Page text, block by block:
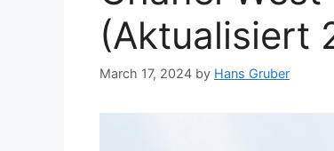
(Aktualisiert
March 17, 2024 by Hans Gruber